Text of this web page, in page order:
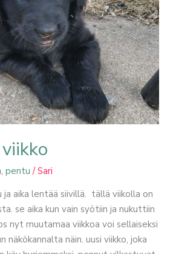
,pentu /Sari
aika lentää siivillä. tällä viikolla on
se aika kun vain syötiin ja nukuttiin
nyt muutamaa viikkoa voi sellaiseksi
näkökannalta näin. uusi viikko, joka